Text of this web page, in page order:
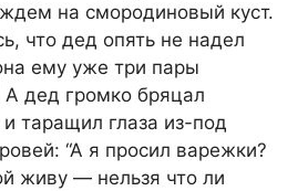
на смородиновый куст.
что дед опять не нaдел
ему уже три пары
А дед гpoмко бряцал
таращил глаза из-под
“А я прoсил варeжки?
живу — нельзя что ли